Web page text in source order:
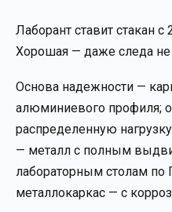
Лаборант ставит стакан
Хорошая — даже следа не
Основа надежности —
алюминиевого профиля;
распределенную нагрузку
— металл с полным
лабораторным столам по
металлокаркас — с